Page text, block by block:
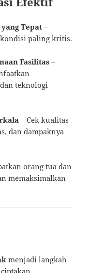
Tepat –
paling kritis.
Fasilitas –
teknologi
– Cek kualitas
dan dampaknya
orang tua dan
memaksimalkan
menjadi langkah